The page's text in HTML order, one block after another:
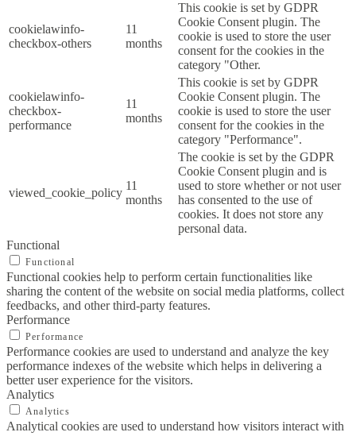
cookielawinfo-
checkbox-others
11
months
This cookie is set by GDPR
Cookie Consent plugin. The
cookie is used to store the user
consent for the cookies in the
category "Other.
cookielawinfo-
checkbox-
performance
11
months
This cookie is set by GDPR
Cookie Consent plugin. The
cookie is used to store the user
consent for the cookies in the
category "Performance".
viewed_cookie_policy
11
months
The cookie is set by the GDPR
Cookie Consent plugin and is
used to store whether or not user
has consented to the use of
cookies. It does not store any
personal data.
Functional
Functional
Functional cookies help to perform certain functionalities like
sharing the content of the website on social media platforms, collect
feedbacks, and other third-party features.
Performance
Performance
Performance cookies are used to understand and analyze the key
performance indexes of the website which helps in delivering a
better user experience for the visitors.
Analytics
Analytics
Analytical cookies are used to understand how visitors interact with